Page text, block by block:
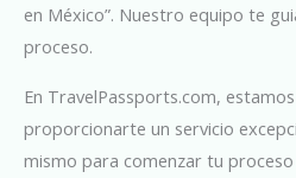
en México”. Nuestro equipo te
proceso.
En TravelPassports.com,
proporcionarte un servicio
mismo para comenzar tu